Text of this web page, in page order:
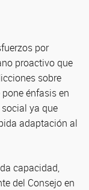
por
proactivo que
sobre
énfasis en
ya que
adaptación al
capacidad,
del Consejo en